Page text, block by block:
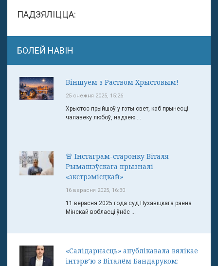
ПАДЗЯЛІЦЦА:
БОЛЕЙ НАВІН
Віншуем з Раством Хрыстовым!
25 снежня 2025, 15:26
Хрыстос прыйшоў у гэты свет, каб прынесці
чалавеку любоў, надзею ...
🚨 Інстаграм-старонку Віталя
Рымашэўскага прызналі
«экстрэмісцкай»
16 верасня 2025, 16:30
11 верасня 2025 года суд Пухавіцкага раёна
Мінскай вобласці ўнёс ...
«Салідарнасць» апублікавала вялікае
інтэрв’ю з Віталём Бандаруком: